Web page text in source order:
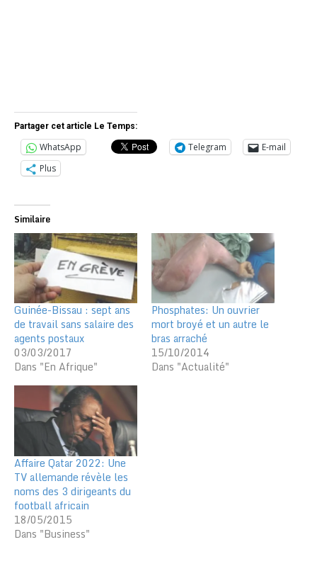
Partager cet article Le Temps:
WhatsApp Telegram
E-mail
Plus
Similaire
Guinée-Bissau : sept ans
de travail sans salaire des
agents postaux
03/03/2017
Dans "En Afrique"
Phosphates: Un ouvrier
mort broyé et un autre le
bras arraché
15/10/2014
Dans "Actualité"
Affaire Qatar 2022: Une
TV allemande révèle les
noms des 3 dirigeants du
football africain
18/05/2015
Dans "Business"